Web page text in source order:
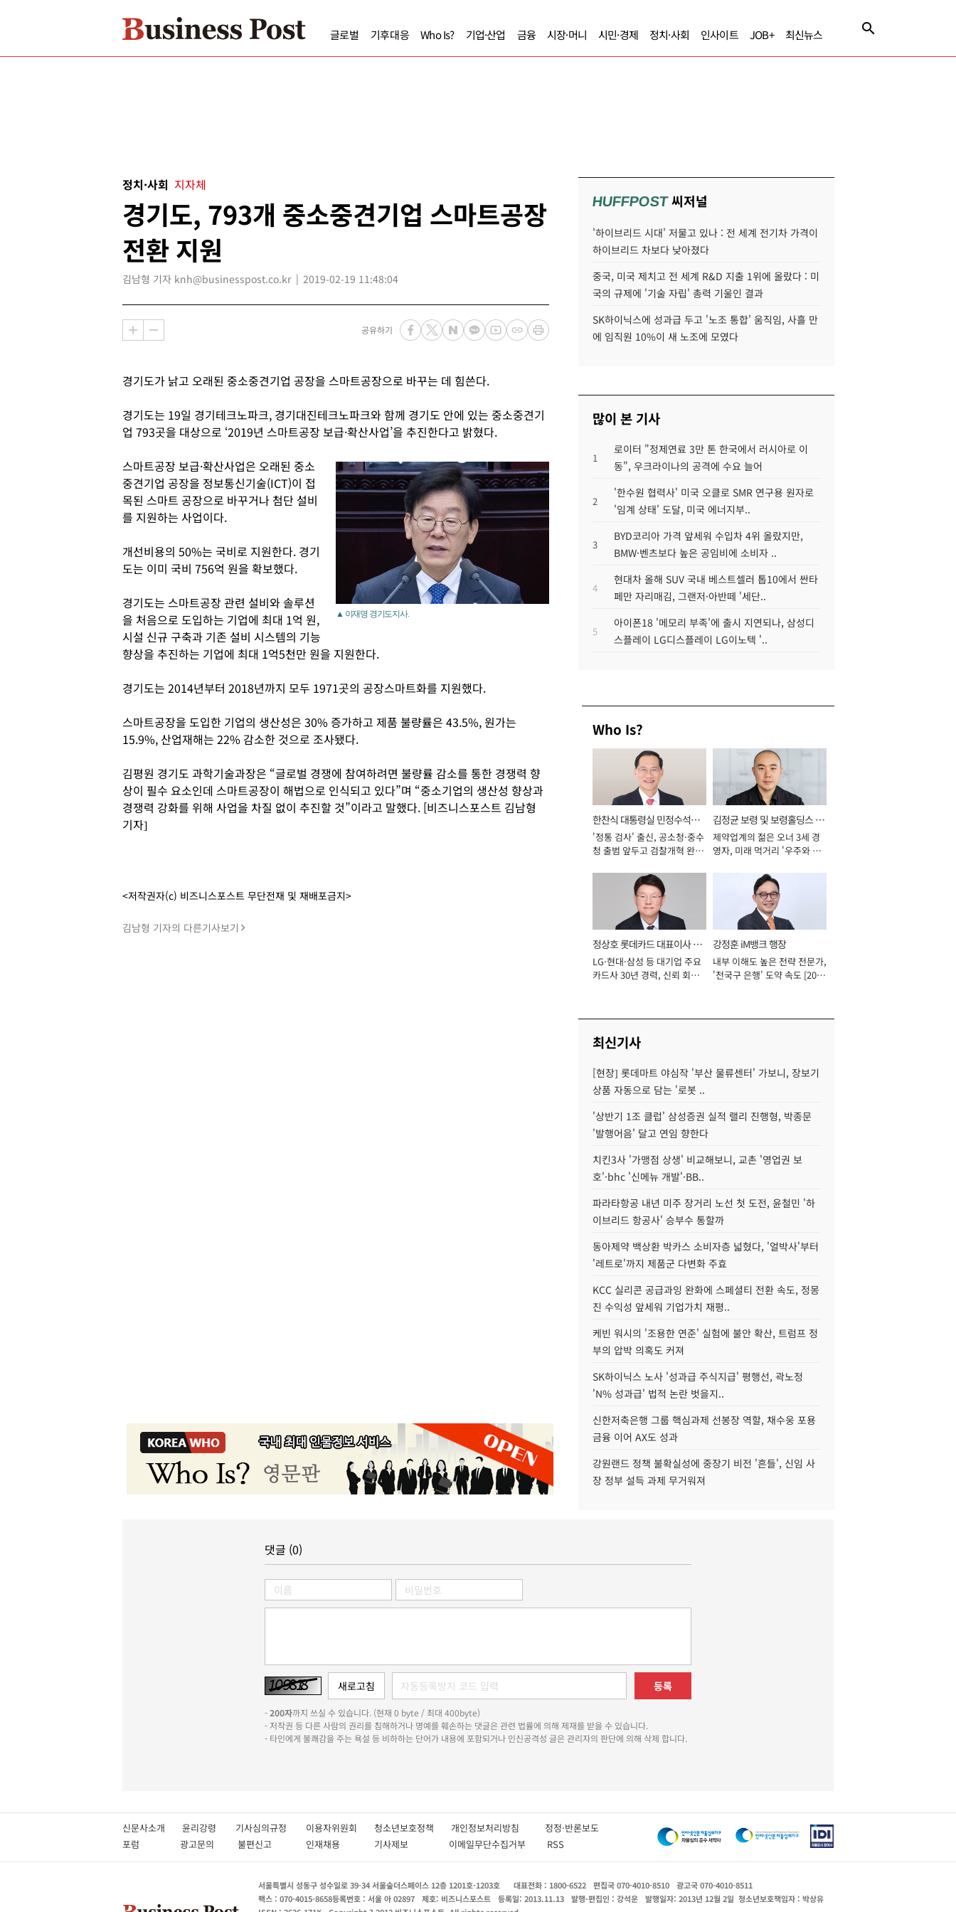
글로벌 기후대응 Who Is? 기업·산업 금융 시장·머니 시민·경제 정치·사회 인사이트 JOB+ 최신뉴스
정치·사회 지자체
경기도, 793개 중소중견기업 스마트공장
전환 지원
김남형 기자 knh@businesspost.co.kr 2019-02-19 11:48:04
공유하기
경기도가 낡고 오래된 중소중견기업 공장을 스마트공장으로 바꾸는 데 힘쓴다.
경기도는 19일 경기테크노파크, 경기대진테크노파크와 함께 경기도 안에 있는 중소중견기
업 793곳을 대상으로 ‘2019년 스마트공장 보급·확산사업’을 추진한다고 밝혔다.
▲ 이재명 경기도지사.
스마트공장 보급·확산사업은 오래된 중소
중견기업 공장을 정보통신기술(ICT)이 접
목된 스마트 공장으로 바꾸거나 첨단 설비
를 지원하는 사업이다.
개선비용의 50%는 국비로 지원한다. 경기
도는 이미 국비 756억 원을 확보했다.
경기도는 스마트공장 관련 설비와 솔루션
을 처음으로 도입하는 기업에 최대 1억 원,
시설 신규 구축과 기존 설비 시스템의 기능
향상을 추진하는 기업에 최대 1억5천만 원을 지원한다.
경기도는 2014년부터 2018년까지 모두 1971곳의 공장스마트화를 지원했다.
스마트공장을 도입한 기업의 생산성은 30% 증가하고 제품 불량률은 43.5%, 원가는
15.9%, 산업재해는 22% 감소한 것으로 조사됐다.
김평원 경기도 과학기술과장은 “글로벌 경쟁에 참여하려면 불량률 감소를 통한 경쟁력 향
상이 필수 요소인데 스마트공장이 해법으로 인식되고 있다”며 “중소기업의 생산성 향상과
경쟁력 강화를 위해 사업을 차질 없이 추진할 것”이라고 말했다. [비즈니스포스트 김남형
기자]
<저작권자(c) 비즈니스포스트 무단전재 및 재배포금지>
김남형 기자의 다른기사보기
HUFFPOST씨저널
'하이브리드 시대' 저물고 있나 : 전 세계 전기차 가격이
하이브리드 차보다 낮아졌다
중국, 미국 제치고 전 세계 R&D 지출 1위에 올랐다 : 미
국의 규제에 '기술 자립' 총력 기울인 결과
SK하이닉스에 성과급 두고 '노조 통합' 움직임, 사흘 만
에 임직원 10%이 새 노조에 모였다
많이 본 기사
1
로이터 "정제연료 3만 톤 한국에서 러시아로 이
동", 우크라이나의 공격에 수요 늘어
2
'한수원 협력사' 미국 오클로 SMR 연구용 원자로
'임계 상태' 도달, 미국 에너지부..
3
BYD코리아 가격 앞세워 수입차 4위 올랐지만,
BMW·벤츠보다 높은 공임비에 소비자 ..
4
현대차 올해 SUV 국내 베스트셀러 톱10에서 싼타
페만 자리매김, 그랜저·아반떼 '세단..
5
아이폰18 '메모리 부족'에 출시 지연되나, 삼성디
스플레이 LG디스플레이 LG이노텍 '..
Who Is?
한찬식 대통령실 민정수석비
서관
'정통 검사' 출신, 공소청·중수
청 출범 앞두고 검찰개혁 완수
김정균 보령 및 보령홀딩스 대
표이사 사장
제약업계의 젊은 오너 3세 경
영자, 미래 먹거리 '우주와 헬
정상호 롯데카드 대표이사 사
장
LG·현대·삼성 등 대기업 주요
카드사 30년 경력, 신뢰 회복
강정훈 iM뱅크 행장
내부 이해도 높은 전략 전문가,
'전국구 은행' 도약 속도 [2026
최신기사
[현장] 롯데마트 야심작 '부산 물류센터' 가보니, 장보기
상품 자동으로 담는 '로봇 ..
'상반기 1조 클럽' 삼성증권 실적 랠리 진행형, 박종문
'발행어음' 달고 연임 향한다
치킨3사 '가맹점 상생' 비교해보니, 교촌 '영업권 보
호'·bhc '신메뉴 개발'·BB..
파라타항공 내년 미주 장거리 노선 첫 도전, 윤철민 '하
이브리드 항공사' 승부수 통할까
동아제약 백상환 박카스 소비자층 넓혔다, '얼박사'부터
'레트로'까지 제품군 다변화 주효
KCC 실리콘 공급과잉 완화에 스페셜티 전환 속도, 정몽
진 수익성 앞세워 기업가치 재평..
케빈 워시의 '조용한 연준' 실험에 불안 확산, 트럼프 정
부의 압박 의혹도 커져
SK하이닉스 노사 '성과급 주식지급' 평행선, 곽노정
'N% 성과급' 법적 논란 벗을지..
신한저축은행 그룹 핵심과제 선봉장 역할, 채수웅 포용
금융 이어 AX도 성과
강원랜드 정책 불확실성에 중장기 비전 '흔들', 신임 사
장 정부 설득 과제 무거워져
댓글 (0)
등록
-200자까지 쓰실 수 있습니다. (현재 0 byte / 최대 400byte)
- 저작권 등 다른 사람의 권리를 침해하거나 명예를 훼손하는 댓글은 관련 법률에 의해 제재를 받을 수 있습니다.
- 타인에게 불쾌감을 주는 욕설 등 비하하는 단어가 내용에 포함되거나 인신공격성 글은 관리자의 판단에 의해 삭제 합니다.
신문사소개 윤리강령 기사심의규정 이용자위원회 청소년보호정책 개인정보처리방침 정정·반론보도
포럼
광고문의 불편신고 인재채용 기사제보 이메일무단수집거부 RSS
서울특별시 성동구 성수일로 39-34 서울숲더스페이스 12층 1201호-1203호 대표전화 : 1800-6522 편집국 070-4010-8510
광고국 070-4010-8511
팩스 : 070-4015-8658등록번호 : 서울 아 02897 제호: 비즈니스포스트 등록일: 2013.11.13 발행·편집인 : 강석운 발행일자: 2013년 12월 2일 청소년보호책임자 : 박상유